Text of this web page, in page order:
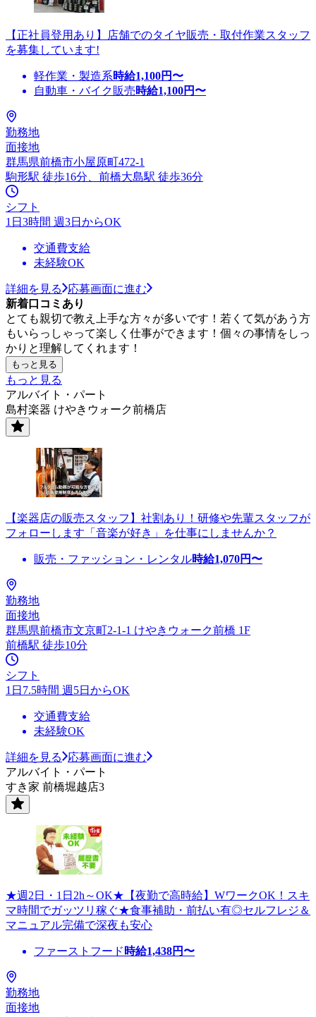
【正社員登用あり】店舗でのタイヤ販売・取付作業スタッフ
を募集しています!
軽作業・製造系時給1,100円〜
自動車・バイク販売時給1,100円〜
勤務地
面接地
群馬県前橋市小屋原町472-1
駒形駅 徒歩16分、前橋大島駅 徒歩36分
シフト
1日3時間 週3日からOK
交通費支給
未経験OK
詳細を見る
応募画面に進む
新着口コミあり
とても親切で教え上手な方々が多いです！若くて気があう方
もいらっしゃって楽しく仕事ができます！個々の事情をしっ
かりと理解してくれます！
もっと見る
もっと見る
アルバイト・パート
島村楽器 けやきウォーク前橋店
【楽器店の販売スタッフ】社割あり！研修や先輩スタッフが
フォローします「音楽が好き」を仕事にしませんか？
販売・ファッション・レンタル時給1,070円〜
勤務地
面接地
群馬県前橋市文京町2-1-1 けやきウォーク前橋 1F
前橋駅 徒歩10分
シフト
1日7.5時間 週5日からOK
交通費支給
未経験OK
詳細を見る
応募画面に進む
アルバイト・パート
すき家 前橋堀越店3
★週2日・1日2h～OK★【夜勤で高時給】WワークOK！スキ
マ時間でガッツリ稼ぐ★食事補助・前払い有◎セルフレジ＆
マニュアル完備で深夜も安心
ファーストフード 時給1,438円〜
勤務地
面接地